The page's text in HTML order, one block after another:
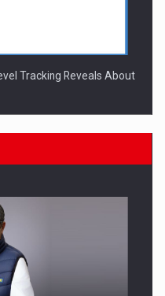
Tracking Reveals About